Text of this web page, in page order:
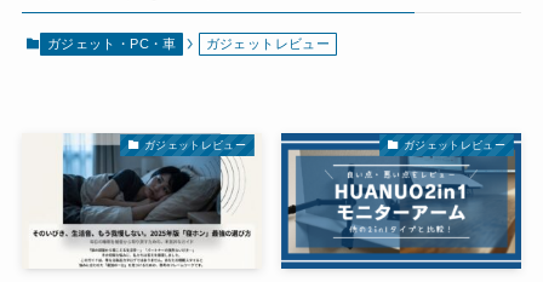
ガジェット・PC・車 ガジェットレビュー
ガジェットレビュー ガジェットレビュー